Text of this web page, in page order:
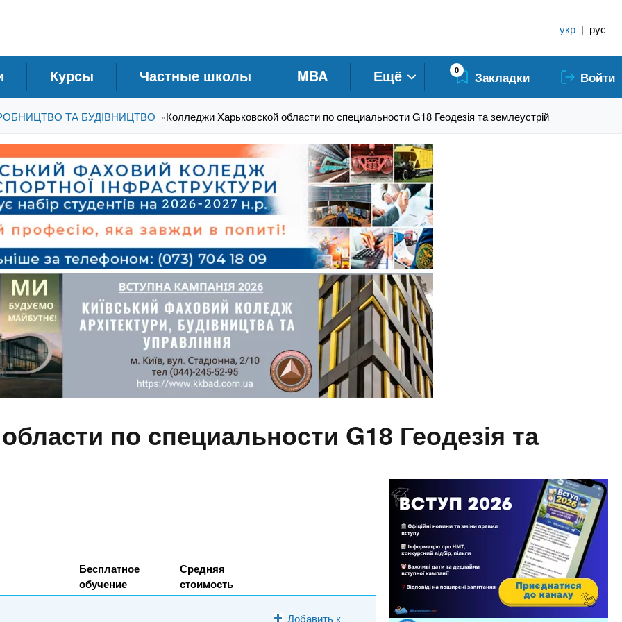
укр | рус
Курсы Частные школы MBA Ещё 0 Закладки Войти
ТА БУДІВНИЦТВО »Колледжи Харьковской области по специальности G18 Геодезія та землеустрій
по специальности G18 Геодезія та
Бесплатное
обучение
Средняя
стоимость
Добавить к